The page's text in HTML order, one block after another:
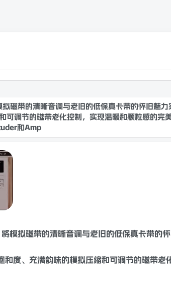
磁带的清晰音调与老旧的低保真卡带的怀旧魅
可调节的磁带老化控制，实现温暖和颗粒感的完
和Ampex著名的高保真工作室机器有所区别。
模拟磁带的清晰音调与老旧的低保真卡带的怀
和度、充满韵味的模拟压缩和可调节的磁带老